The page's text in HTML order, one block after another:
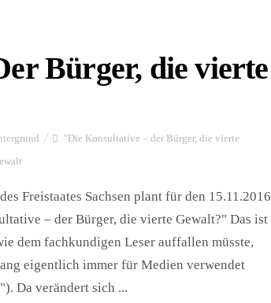
Bürger, die vierte
"Die Konsultative – der Bürger, die vierte
Freistaates Sachsen plant für den 15.11.2016
– der Bürger, die vierte Gewalt?" Das ist
dem fachkundigen Leser auffallen müsste,
eigentlich immer für Medien verwendet
Da verändert sich ...